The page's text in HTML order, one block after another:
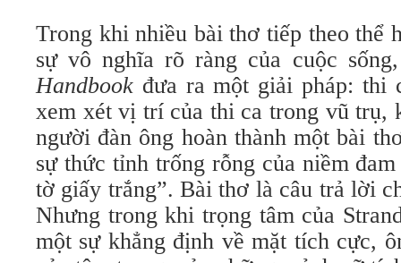
Trong khi nhiều bài thơ tiếp theo thể
sự vô nghĩa rõ ràng của cuộc
Handbook đưa ra một giải pháp: thi
xem xét vị trí của thi ca trong vũ trụ,
người đàn ông hoàn thành một bài
sự thức tỉnh trống rỗng của niềm
tờ giấy trắng”. Bài thơ là câu trả lời
Nhưng trong khi trọng tâm của
một sự khẳng định về mặt tích cực,